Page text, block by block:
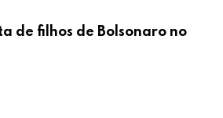
de filhos de Bolsonaro no